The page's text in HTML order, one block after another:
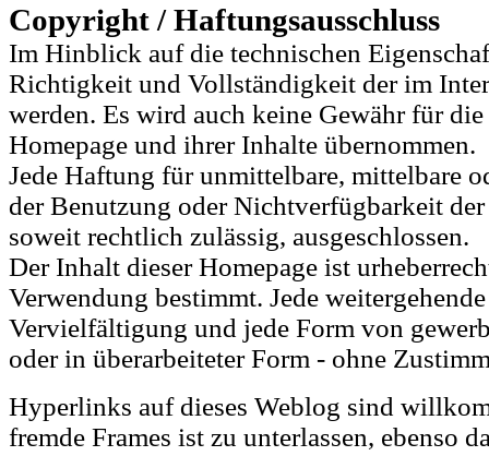
Copyright / Haftungsausschluss
Im Hinblick auf die technischen
Richtigkeit und Vollständigkeit der im
werden. Es wird auch keine Gewähr für
Homepage und ihrer Inhalte übernommen.
Jede Haftung für unmittelbare, mittelbare
der Benutzung oder Nichtverfügbarkeit
soweit rechtlich zulässig, ausgeschlossen.
Der Inhalt dieser Homepage ist
Verwendung bestimmt. Jede
Vervielfältigung und jede Form von
oder in überarbeiteter Form - ohne
Hyperlinks auf dieses Weblog sind
fremde Frames ist zu unterlassen, ebenso